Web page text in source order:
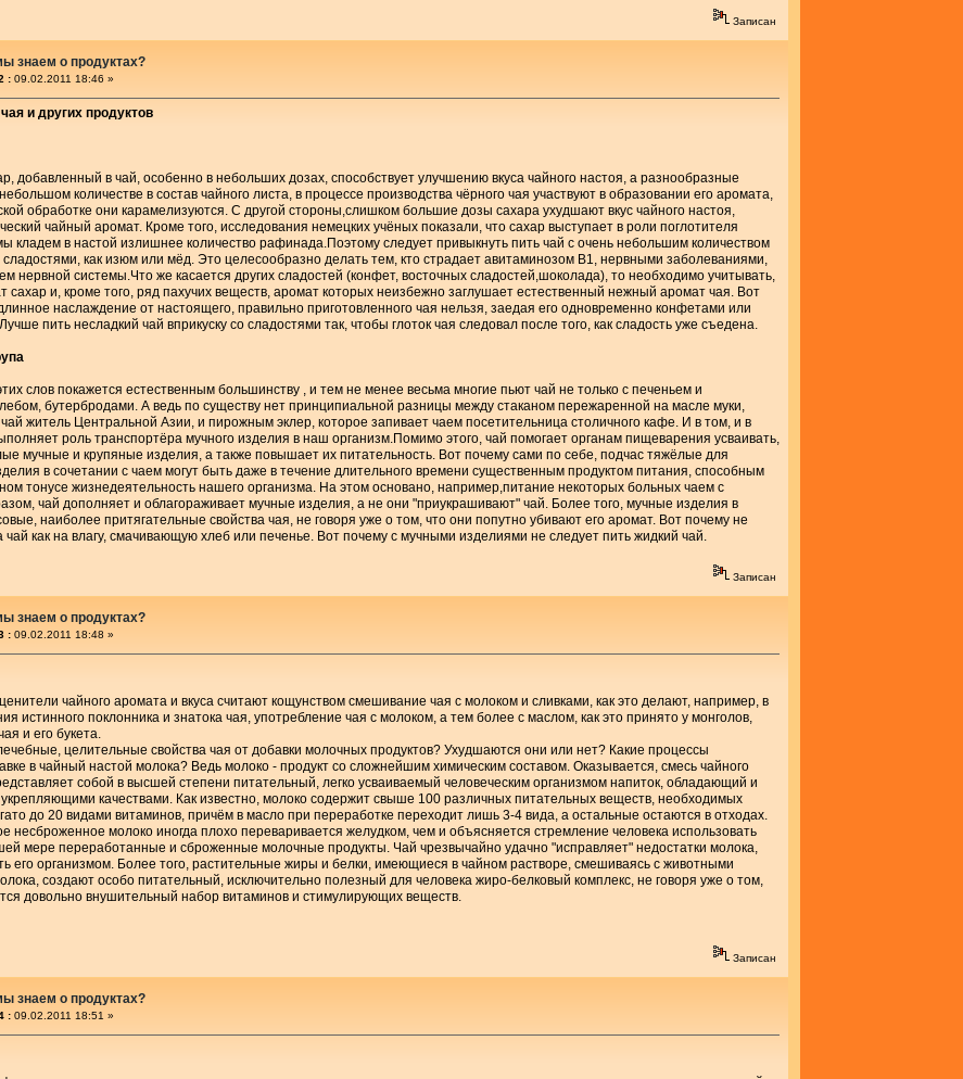
Записан
знаем о продуктах?
: 09.02.2011 18:46 »
и других продуктов
добавленный в чай, особенно в небольших дозах, способствует улучшению вкуса чайного настоя, а разнообразные
количестве в состав чайного листа, в процессе производства чёрного чая участвуют в образовании его аромата,
обработке они карамелизуются. С другой стороны,слишком большие дозы сахара ухудшают вкус чайного настоя,
чайный аромат. Кроме того, исследования немецких учёных показали, что сахар выступает в роли поглотителя
кладем в настой излишнее количество рафинада.Поэтому следует привыкнуть пить чай с очень небольшим количеством
сладостями, как изюм или мёд. Это целесообразно делать тем, кто страдает авитаминозом В1, нервными заболеваниями,
нервной системы.Что же касается других сладостей (конфет, восточных сладостей,шоколада), то необходимо учитывать,
сахар и, кроме того, ряд пахучих веществ, аромат которых неизбежно заглушает естественный нежный аромат чая. Вот
наслаждение от настоящего, правильно приготовленного чая нельзя, заедая его одновременно конфетами или
пить несладкий чай вприкуску со сладостями так, чтобы глоток чая следовал после того, как сладость уже съедена.
слов покажется естественным большинству , и тем не менее весьма многие пьют чай не только с печеньем и
бутербродами. А ведь по существу нет принципиальной разницы между стаканом пережаренной на масле муки,
житель Центральной Азии, и пирожным эклер, которое запивает чаем посетительница столичного кафе. И в том, и в
роль транспортёра мучного изделия в наш организм.Помимо этого, чай помогает органам пищеварения усваивать,
мучные и крупяные изделия, а также повышает их питательность. Вот почему сами по себе, подчас тяжёлые для
в сочетании с чаем могут быть даже в течение длительного времени существенным продуктом питания, способным
тонусе жизнедеятельность нашего организма. На этом основано, например,питание некоторых больных чаем с
чай дополняет и облагораживает мучные изделия, а не они "приукрашивают" чай. Более того, мучные изделия в
наиболее притягательные свойства чая, не говоря уже о том, что они попутно убивают его аромат. Вот почему не
чай как на влагу, смачивающую хлеб или печенье. Вот почему с мучными изделиями не следует пить жидкий чай.
Записан
знаем о продуктах?
: 09.02.2011 18:48 »
чайного аромата и вкуса считают кощунством смешивание чая с молоком и сливками, как это делают, например, в
истинного поклонника и знатока чая, употребление чая с молоком, а тем более с маслом, как это принято у монголов,
и его букета.
целительные свойства чая от добавки молочных продуктов? Ухудшаются они или нет? Какие процессы
в чайный настой молока? Ведь молоко - продукт со сложнейшим химическим составом. Оказывается, смесь чайного
собой в высшей степени питательный, легко усваиваемый человеческим организмом напиток, обладающий и
качествами. Как известно, молоко содержит свыше 100 различных питательных веществ, необходимых
до 20 видами витаминов, причём в масло при переработке переходит лишь 3-4 вида, а остальные остаются в отходах.
несброженное молоко иногда плохо переваривается желудком, чем и объясняется стремление человека использовать
мере переработанные и сброженные молочные продукты. Чай чрезвычайно удачно "исправляет" недостатки молока,
его организмом. Более того, растительные жиры и белки, имеющиеся в чайном растворе, смешиваясь с животными
создают особо питательный, исключительно полезный для человека жиро-белковый комплекс, не говоря уже о том,
довольно внушительный набор витаминов и стимулирующих веществ.
Записан
знаем о продуктах?
: 09.02.2011 18:51 »